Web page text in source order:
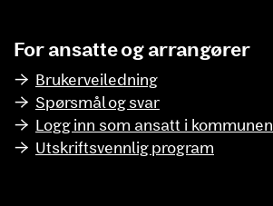
For ansatte og arrangører
Brukerveiledning
Spørsmål og svar
Logg inn som ansatt i kommunen
Utskriftsvennlig program